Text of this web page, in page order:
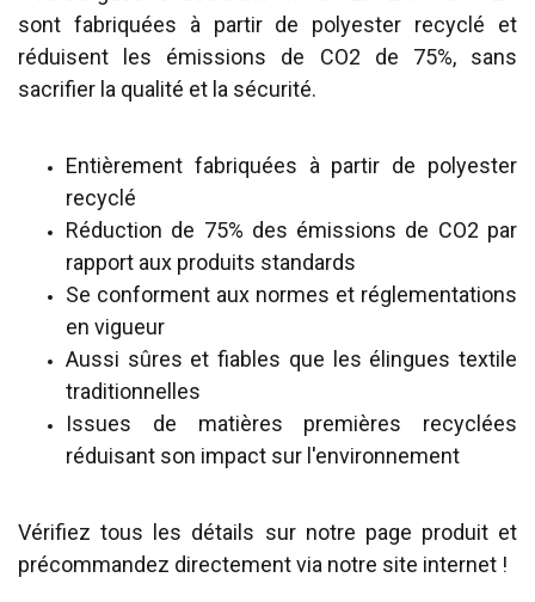
sont fabriquées à partir de polyester recyclé et
réduisent les émissions de CO2 de 75%, sans
sacrifier la qualité et la sécurité.
Entièrement fabriquées à partir de polyester
recyclé
Réduction de 75% des émissions de CO2 par
rapport aux produits standards
Se conforment aux normes et réglementations
en vigueur
Aussi sûres et fiables que les élingues textile
traditionnelles
Issues de matières premières recyclées
réduisant son impact sur l'environnement
Vérifiez tous les détails sur notre page produit et
précommandez directement via notre site internet !